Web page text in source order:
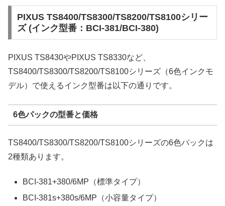
PIXUS TS8400/TS8300/TS8200/TS8100シリー
ズ (インク型番：BCI-381/BCI-380)
PIXUS TS8430やPIXUS TS8330など、
TS8400/TS8300/TS8200/TS8100シリーズ（6色インクモ
デル）で使えるインク型番は以下の通りです。
6色パックの型番と価格
TS8400/TS8300/TS8200/TS8100シリーズの6色パックは
2種類あります。
BCI-381+380/6MP（標準タイプ）
BCI-381s+380s/6MP（小容量タイプ）